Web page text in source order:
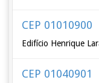
CEP 01010900
Edifício Henrique
CEP 01040901